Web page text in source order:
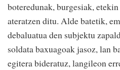
boteredunak, burgesiak,
ateratzen ditu. Alde batetik,
debaluatua den subjektu
soldata baxuagoak jasoz, lan
egitera bideratuz, langileon